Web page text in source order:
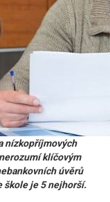
nízkopříjmových
klíčovým
úvěrů
škole je 5 nejhorší.